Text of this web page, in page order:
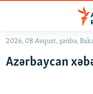
Əsas
qayıt
2026, 08 Avqust, şənbə,
Azərbaycan